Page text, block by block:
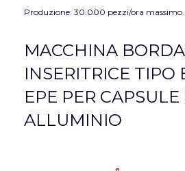
Produzione: 30.000 pezzi/ora massimo.
MACCHINA
INSERITRICE TIPO
EPE PER CAPSULE
ALLUMINIO